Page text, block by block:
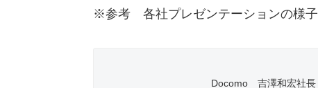
※参考 各社プレゼンテーションの様子
Docomo 吉澤和宏社長